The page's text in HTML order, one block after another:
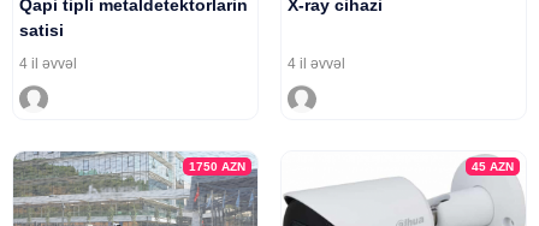
Qapi tipli metaldetektorlarin
satisi
4 il əvvəl
X-ray cihazi
4 il əvvəl
1750AZN 45 AZN